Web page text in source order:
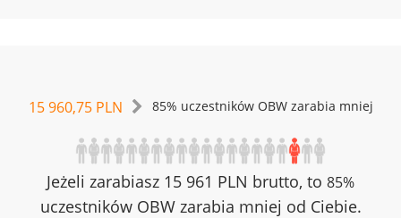
15 960,75 PLN 85% uczestników OBW zarabia mniej
Jeżeli zarabiasz 15 961 PLN brutto, to 85%
uczestników OBW zarabia mniej od Ciebie.